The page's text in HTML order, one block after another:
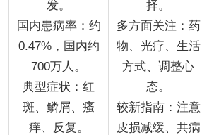
发。
国内患病率：约
0.47%，国内约
700万人。
典型症状：红
斑、鳞屑、瘙
痒、反复。
择。
多方面关注：药
物、光疗、生活
方式、调整心
态。
较新指南：注意
皮损减缓、共病